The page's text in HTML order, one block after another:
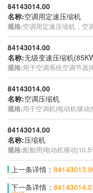
84143014.00
名称:空调用定速压缩机
规格:空调用定速压缩机，空
84143014.00
名称:无级变速压缩机
规格:用于空调系统空调节器
84143014.00
名称:空调压缩机
规格:用于空调机|电动机驱动
84143014.00
名称:压缩机
规格:船舶用|电动机驱动
上一条详情：
下一条详情：